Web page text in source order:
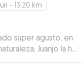
- 13.20 km
super agusto, en
Juanjo la ha
gracias!!!”